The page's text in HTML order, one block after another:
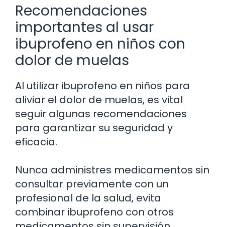
Recomendaciones
importantes al usar
ibuprofeno en niños con
dolor de muelas
Al utilizar ibuprofeno en niños para
aliviar el dolor de muelas, es vital
seguir algunas recomendaciones
para garantizar su seguridad y
eficacia.
Nunca administres medicamentos sin
consultar previamente con un
profesional de la salud, evita
combinar ibuprofeno con otros